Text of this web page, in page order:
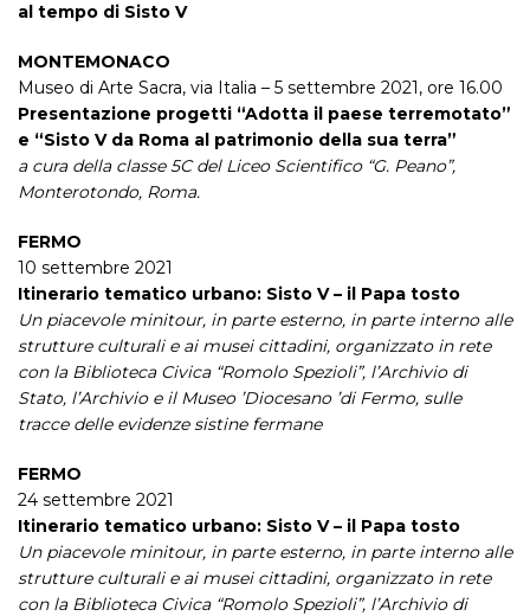
al tempo di Sisto V
MONTEMONACO
Museo di Arte Sacra, via Italia – 5 settembre 2021, ore 16.00
Presentazione progetti “Adotta il paese terremotato”
e “Sisto V da Roma al patrimonio della sua terra”
a cura della classe 5C del Liceo Scientifico “G. Peano”,
Monterotondo, Roma.
FERMO
10 settembre 2021
Itinerario tematico urbano: Sisto V – il Papa tosto
Un piacevole minitour, in parte esterno, in parte interno alle
strutture culturali e ai musei cittadini, organizzato in rete
con la Biblioteca Civica “Romolo Spezioli”, l’Archivio di
Stato, l’Archivio e il Museo ’Diocesano ’di Fermo, sulle
tracce delle evidenze sistine fermane
FERMO
24 settembre 2021
Itinerario tematico urbano: Sisto V – il Papa tosto
Un piacevole minitour, in parte esterno, in parte interno alle
strutture culturali e ai musei cittadini, organizzato in rete
con la Biblioteca Civica “Romolo Spezioli”, l’Archivio di